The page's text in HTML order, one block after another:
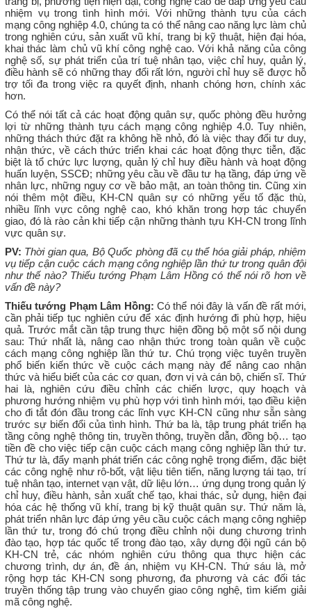
nhiệm vụ trong tình hình mới. Với những thành tựu của cách
mạng công nghiệp 4.0, chúng ta có thể nâng cao năng lực làm chủ
trong nghiên cứu, sản xuất vũ khí, trang bị kỹ thuật, hiện đại hóa,
khai thác làm chủ vũ khí công nghệ cao. Với khả năng của công
nghệ số, sự phát triển của trí tuệ nhân tạo, việc chỉ huy, quản lý,
điều hành sẽ có những thay đổi rất lớn, người chỉ huy sẽ được hỗ
trợ tối đa trong việc ra quyết định, nhanh chóng hơn, chính xác
hơn.
Có thể nói tất cả các hoạt động quân sự, quốc phòng đều hưởng
lợi từ những thành tựu cách mạng công nghiệp 4.0. Tuy nhiên,
những thách thức đặt ra không hề nhỏ, đó là việc thay đổi tư duy,
nhận thức, về cách thức triển khai các hoạt động thực tiễn, đặc
biệt là tổ chức lực lượng, quản lý chỉ huy điều hành và hoạt động
huấn luyện, SSCĐ; những yêu cầu về đầu tư hạ tầng, đáp ứng về
nhân lực, những nguy cơ về bảo mật, an toàn thông tin. Cũng xin
nói thêm một điều, KH-CN quân sự có những yếu tố đặc thù,
nhiều lĩnh vực công nghệ cao, khó khăn trong hợp tác chuyển
giao, đó là rào cản khi tiếp cận những thành tựu KH-CN trong lĩnh
vực quân sự.
PV: Thời gian qua, Bộ Quốc phòng đã cụ thể hóa giải pháp, nhiệm
vụ tiếp cận cuộc cách mạng công nghiệp lần thứ tư trong quân đội
như thế nào? Thiếu tướng Phạm Lâm Hồng có thể nói rõ hơn về
vấn đề này?
Thiếu tướng Phạm Lâm Hồng: Có thể nói đây là vấn đề rất mới,
cần phải tiếp tục nghiên cứu để xác định hướng đi phù hợp, hiệu
quả. Trước mắt cần tập trung thực hiện đồng bộ một số nội dung
sau: Thứ nhất là, nâng cao nhận thức trong toàn quân về cuộc
cách mạng công nghiệp lần thứ tư. Chú trọng việc tuyên truyền
phổ biến kiến thức về cuộc cách mạng này để nâng cao nhận
thức và hiểu biết của các cơ quan, đơn vị và cán bộ, chiến sĩ. Thứ
hai là, nghiên cứu điều chỉnh các chiến lược, quy hoạch và
phương hướng nhiệm vụ phù hợp với tình hình mới, tạo điều kiện
cho đi tắt đón đầu trong các lĩnh vực KH-CN cũng như sẵn sàng
trước sự biến đổi của tình hình. Thứ ba là, tập trung phát triển hạ
tầng công nghệ thông tin, truyền thông, truyền dẫn, đồng bộ… tạo
tiền đề cho việc tiếp cận cuộc cách mạng công nghiệp lần thứ tư.
Thứ tư là, đẩy mạnh phát triển các công nghệ trọng điểm, đặc biệt
các công nghệ như rô-bốt, vật liệu tiên tiến, năng lượng tái tạo, trí
tuệ nhân tạo, internet vạn vật, dữ liệu lớn… ứng dụng trong quản lý
chỉ huy, điều hành, sản xuất chế tạo, khai thác, sử dụng, hiện đại
hóa các hệ thống vũ khí, trang bị kỹ thuật quân sự. Thứ năm là,
phát triển nhân lực đáp ứng yêu cầu cuộc cách mạng công nghiệp
lần thứ tư, trong đó chú trọng điều chỉnh nội dung chương trình
đào tạo, hợp tác quốc tế trong đào tạo, xây dựng đội ngũ cán bộ
KH-CN trẻ, các nhóm nghiên cứu thông qua thực hiện các
chương trình, dự án, đề án, nhiệm vụ KH-CN. Thứ sáu là, mở
rộng hợp tác KH-CN song phương, đa phương và các đối tác
truyền thống tập trung vào chuyển giao công nghệ, tìm kiếm giải
mã công nghệ.